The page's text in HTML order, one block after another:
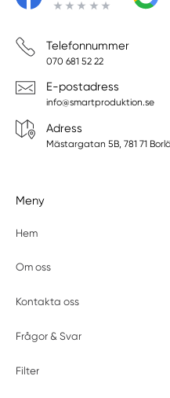
Telefonnummer
070 681 52 22
E-postadress
info@smartproduktion.se
Adress
Mästargatan 5B, 781 71
Meny
Hem
Om oss
Kontakta oss
Frågor & Svar
Filter